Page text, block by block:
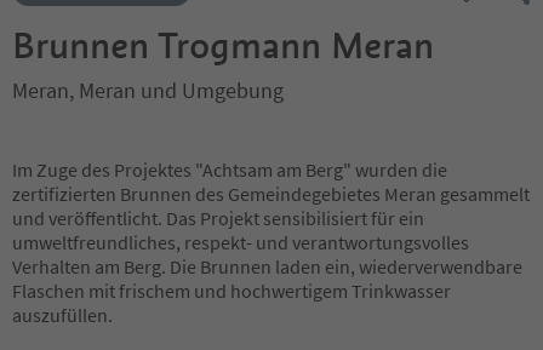
Brunnen Trogmann Meran
Meran, Meran und Umgebung
Im Zuge des Projektes "Achtsam am Berg" wurden die
zertifizierten Brunnen des Gemeindegebietes Meran gesammelt
und veröffentlicht. Das Projekt sensibilisiert für ein
umweltfreundliches, respekt- und verantwortungsvolles
Verhalten am Berg. Die Brunnen laden ein, wiederverwendbare
Flaschen mit frischem und hochwertigem Trinkwasser
auszufüllen.